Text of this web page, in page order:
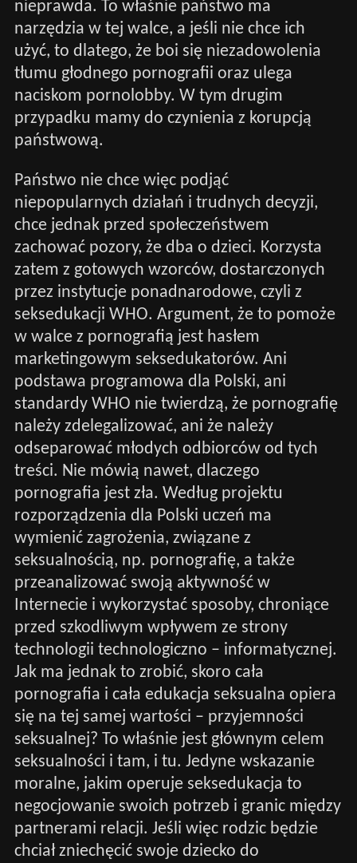
nieprawda. To właśnie państwo ma
narzędzia w tej walce, a jeśli nie chce ich
użyć, to dlatego, że boi się niezadowolenia
tłumu głodnego pornografii oraz ulega
naciskom pornolobby. W tym drugim
przypadku mamy do czynienia z korupcją
państwową.
Państwo nie chce więc podjąć
niepopularnych działań i trudnych decyzji,
chce jednak przed społeczeństwem
zachować pozory, że dba o dzieci. Korzysta
zatem z gotowych wzorców, dostarczonych
przez instytucje ponadnarodowe, czyli z
seksedukacji WHO. Argument, że to pomoże
w walce z pornografią jest hasłem
marketingowym seksedukatorów. Ani
podstawa programowa dla Polski, ani
standardy WHO nie twierdzą, że pornografię
należy zdelegalizować, ani że należy
odseparować młodych odbiorców od tych
treści. Nie mówią nawet, dlaczego
pornografia jest zła. Według projektu
rozporządzenia dla Polski uczeń ma
wymienić zagrożenia, związane z
seksualnością, np. pornografię, a także
przeanalizować swoją aktywność w
Internecie i wykorzystać sposoby, chroniące
przed szkodliwym wpływem ze strony
technologii technologiczno – informatycznej.
Jak ma jednak to zrobić, skoro cała
pornografia i cała edukacja seksualna opiera
się na tej samej wartości – przyjemności
seksualnej? To właśnie jest głównym celem
seksualności i tam, i tu. Jedyne wskazanie
moralne, jakim operuje seksedukacja to
negocjowanie swoich potrzeb i granic między
partnerami relacji. Jeśli więc rodzic będzie
chciał zniechęcić swoje dziecko do